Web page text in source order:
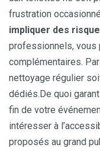
frustration
impliquer des
professionnels, vous
complémentaires.
nettoyage régulier
dédiés.De quoi
fin de votre
intéresser à
proposés au grand